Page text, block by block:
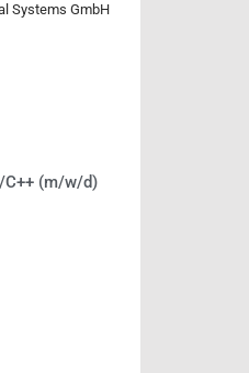
Systems GmbH
C++ (m/w/d)